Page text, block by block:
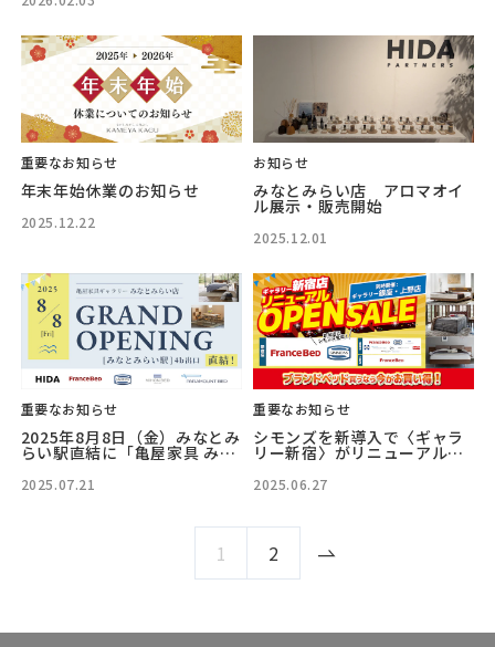
重要なお知らせ
年末年始休業のお知らせ
2025.12.22
お知らせ
みなとみらい店 アロマオイ
ル展示・販売開始
2025.12.01
重要なお知らせ
2025年8月8日（金）みなとみ
らい駅直結に「亀屋家具 みな
2025.07.21
重要なお知らせ
シモンズを新導入で〈ギャラ
リー新宿〉がリニューアルオ
2025.06.27
1 2